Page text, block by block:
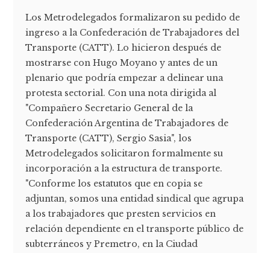
Los Metrodelegados formalizaron su pedido de
ingreso a la Confederación de Trabajadores del
Transporte (CATT). Lo hicieron después de
mostrarse con Hugo Moyano y antes de un
plenario que podría empezar a delinear una
protesta sectorial. Con una nota dirigida al
"Compañero Secretario General de la
Confederación Argentina de Trabajadores de
Transporte (CATT), Sergio Sasia", los
Metrodelegados solicitaron formalmente su
incorporación a la estructura de transporte.
"Conforme los estatutos que en copia se
adjuntan, somos una entidad sindical que agrupa
a los trabajadores que presten servicios en
relación dependiente en el transporte público de
subterráneos y Premetro, en la Ciudad